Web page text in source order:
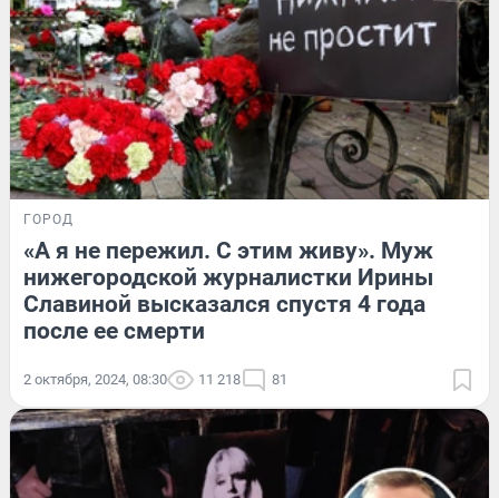
ГОРОД
«А я не пережил. С этим живу». Муж
нижегородской журналистки Ирины
Славиной высказался спустя 4 года
после ее смерти
2 октября, 2024, 08:30 11 218 81